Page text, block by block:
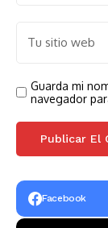
Guarda mi
navegador
Facebook